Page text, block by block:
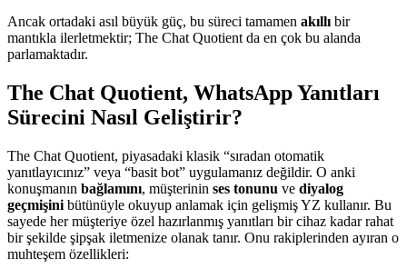
Ancak ortadaki asıl büyük güç, bu süreci tamamen akıllı bir
mantıkla ilerletmektir; The Chat Quotient da en çok bu alanda
parlamaktadır.
The Chat Quotient, WhatsApp Yanıtları
Sürecini Nasıl Geliştirir?
The Chat Quotient, piyasadaki klasik “sıradan otomatik
yanıtlayıcınız” veya “basit bot” uygulamanız değildir. O anki
konuşmanın bağlamını, müşterinin ses tonunu ve diyalog
geçmişini bütünüyle okuyup anlamak için gelişmiş YZ kullanır. Bu
sayede her müşteriye özel hazırlanmış yanıtları bir cihaz kadar rahat
bir şekilde şipşak iletmenize olanak tanır. Onu rakiplerinden ayıran o
muhteşem özellikleri: